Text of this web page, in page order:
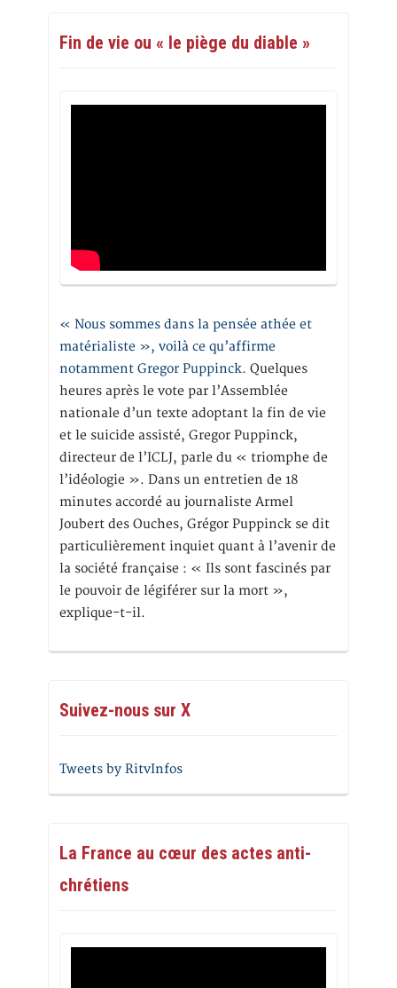
Fin de vie ou « le piège du diable »
« Nous sommes dans la pensée athée et
matérialiste », voilà ce qu’affirme
notamment Gregor Puppinck. Quelques
heures après le vote par l’Assemblée
nationale d’un texte adoptant la fin de vie
et le suicide assisté, Gregor Puppinck,
directeur de l’ICLJ, parle du « triomphe de
l’idéologie ». Dans un entretien de 18
minutes accordé au journaliste Armel
Joubert des Ouches, Grégor Puppinck se dit
particulièrement inquiet quant à l’avenir de
la société française : « Ils sont fascinés par
le pouvoir de légiférer sur la mort »,
explique-t-il.
Suivez-nous sur X
Tweets by RitvInfos
La France au cœur des actes anti-
chrétiens